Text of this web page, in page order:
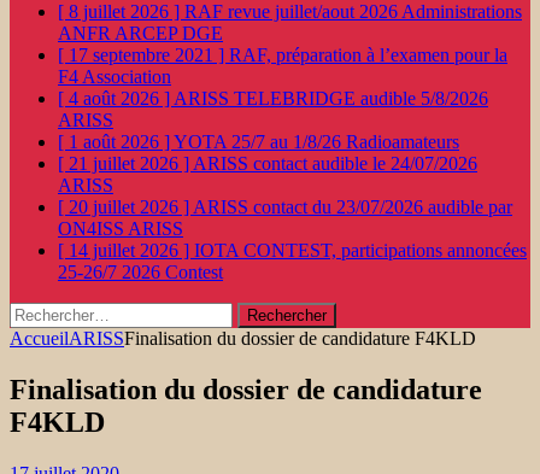
[ 8 juillet 2026 ] RAF revue juillet/aout 2026 Administrations
ANFR ARCEP DGE
[ 17 septembre 2021 ] RAF, préparation à l’examen pour la
F4 Association
[ 4 août 2026 ] ARISS TELEBRIDGE audible 5/8/2026
ARISS
[ 1 août 2026 ]YOTA 25/7 au 1/8/26 Radioamateurs
[ 21 juillet 2026 ] ARISS contact audible le 24/07/2026
ARISS
[ 20 juillet 2026 ] ARISS contact du 23/07/2026 audible par
ON4ISS ARISS
[ 14 juillet 2026 ] IOTA CONTEST, participations annoncées
25-26/7 2026 Contest
Rechercher :
AccueilARISSFinalisation du dossier de candidature F4KLD
Finalisation du dossier de candidature
F4KLD